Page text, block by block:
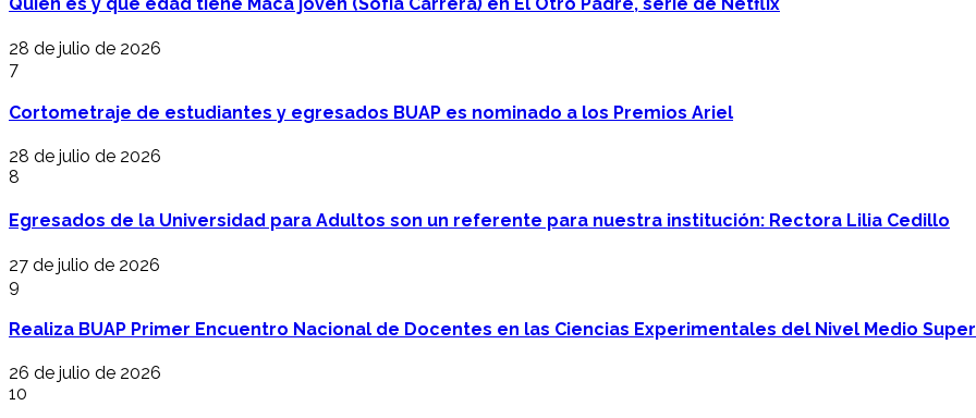
Quién es y qué edad tiene Maca joven (Sofía Carrera) en El Otro Padre, serie de Netflix
28 de julio de 2026
7
Cortometraje de estudiantes y egresados BUAP es nominado a los Premios Ariel
28 de julio de 2026
8
Egresados de la Universidad para Adultos son un referente para nuestra institución: Rectora Lilia Cedillo
27 de julio de 2026
9
Realiza BUAP Primer Encuentro Nacional de Docentes en las Ciencias Experimentales del Nivel Medio
26 de julio de 2026
10